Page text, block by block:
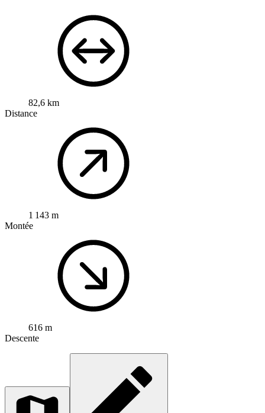
82,6 km
Distance
1 143 m
Montée
616 m
Descente